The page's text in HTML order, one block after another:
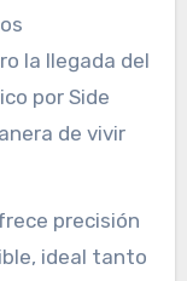
la llegada del
por Side
de vivir
precisión
ideal tanto